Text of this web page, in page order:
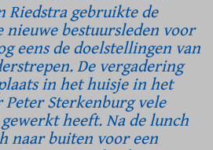
Riedstra gebruikte de
nieuwe bestuursleden voor
eens de doelstellingen van
De vergadering
in het huisje in het
Sterkenburg vele
heeft. Na de lunch
naar buiten voor een